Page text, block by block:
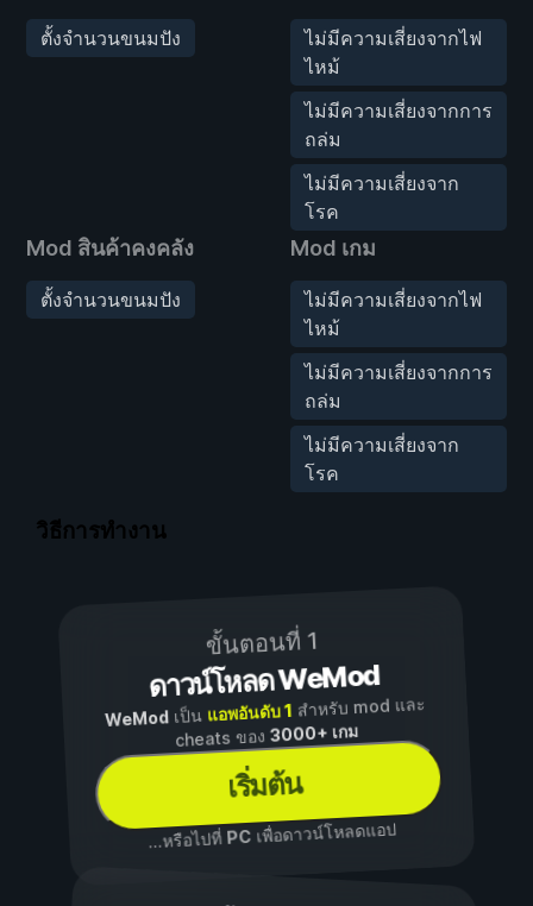
ตั้งจำนวนขนมปัง
ไม่มีความเสี่ยงจากไฟ
ไหม้
ไม่มีความเสี่ยงจากการ
ถล่ม
ไม่มีความเสี่ยงจาก
โรค
Mod สินค้าคงคลัง
ตั้งจำนวนขนมปัง
Mod เกม
ไม่มีความเสี่ยงจากไฟ
ไหม้
ไม่มีความเสี่ยงจากการ
ถล่ม
ไม่มีความเสี่ยงจาก
โรค
วิธีการทำงาน
ขั้นตอนที่ 1
ดาวน์โหลด WeMod
WeModเป็น แอพอันดับ 1 สำหรับ mod และ
cheats ของ3000+ เกม
เริ่มต้น
...หรือไปที่ PCเพื่อดาวน์โหลดแอป